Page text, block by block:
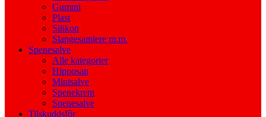
Gummi
Plast
Silikon
Slangesamlere m.m.
Spenesalve
Alle kategorier
Hipposan
Mintsalve
Spenekrem
Spenesalve
Tilskuddsfôr